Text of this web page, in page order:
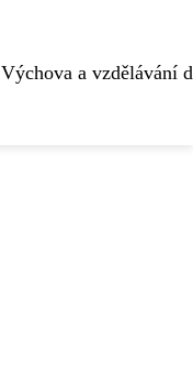
Výchova a vzdělávání